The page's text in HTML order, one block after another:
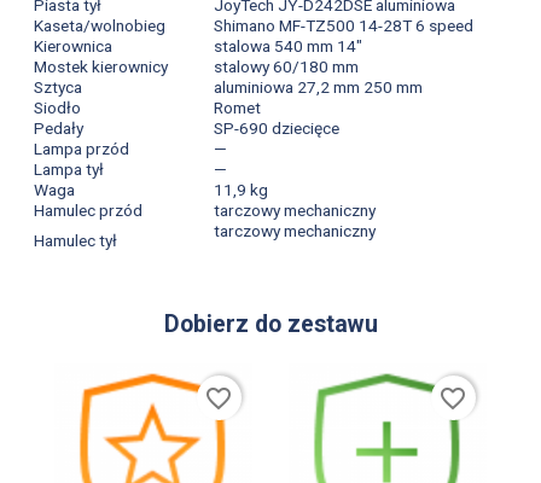
Piasta tył
JoyTech JY-D242DSE aluminiowa
Kaseta/wolnobieg
Shimano MF-TZ500 14-28T 6 speed
Kierownica
stalowa 540 mm 14"
Mostek kierownicy
stalowy 60/180 mm
Sztyca
aluminiowa 27,2 mm 250 mm
Siodło
Romet
Pedały
SP-690 dziecięce
Lampa przód
—
Lampa tył
—
Waga
11,9 kg
Hamulec przód
tarczowy mechaniczny
Hamulec tył
tarczowy mechaniczny
Dobierz do zestawu
favorite_border favorite_border